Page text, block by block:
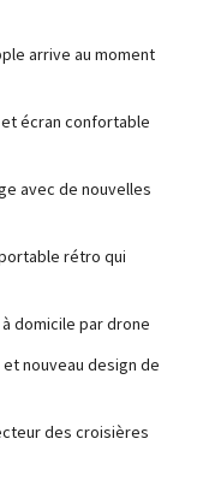
arrive au moment
écran confortable
avec de nouvelles
portable rétro qui
domicile par drone
nouveau design de
des croisières